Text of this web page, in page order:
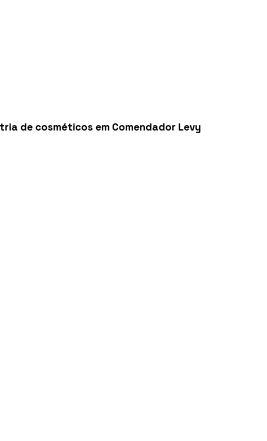
de cosméticos em Comendador Levy